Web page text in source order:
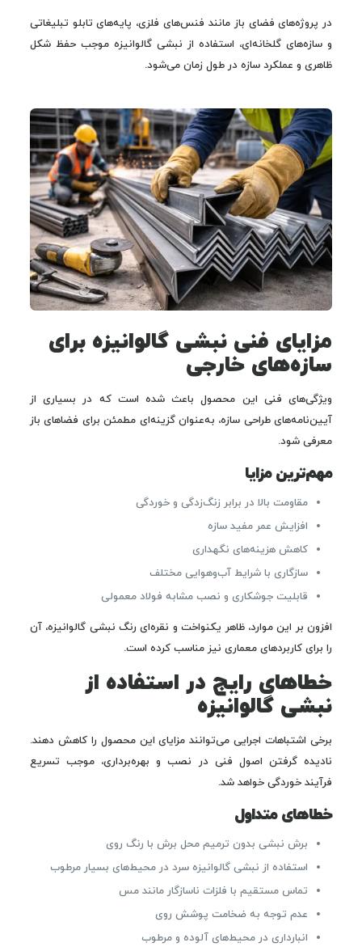
در پروژه‌های فضای باز مانند فنس‌های فلزی، پایه‌های تابلو تبلیغاتی
و سازه‌های گلخانه‌ای، استفاده از نبشی گالوانیزه موجب حفظ شکل
ظاهری و عملکرد سازه در طول زمان می‌شود.
مزایای فنی نبشی گالوانیزه برای
سازه‌های خارجی
ویژگی‌های فنی این محصول باعث شده است که در بسیاری از
آیین‌نامه‌های طراحی سازه، به‌عنوان گزینه‌ای مطمئن برای فضاهای باز
معرفی شود.
مهم‌ترین مزایا
مقاومت بالا در برابر زنگ‌زدگی و خوردگی
افزایش عمر مفید سازه
کاهش هزینه‌های نگهداری
سازگاری با شرایط آب‌وهوایی مختلف
قابلیت جوشکاری و نصب مشابه فولاد معمولی
افزون بر این موارد، ظاهر یکنواخت و نقره‌ای رنگ نبشی گالوانیزه، آن
را برای کاربردهای معماری نیز مناسب کرده است.
خطاهای رایج در استفاده از
نبشی گالوانیزه
برخی اشتباهات اجرایی می‌توانند مزایای این محصول را کاهش دهند.
نادیده گرفتن اصول فنی در نصب و بهره‌برداری، موجب تسریع
فرآیند خوردگی خواهد شد.
خطاهای متداول
برش نبشی بدون ترمیم محل برش با رنگ روی
استفاده از نبشی گالوانیزه سرد در محیط‌های بسیار مرطوب
تماس مستقیم با فلزات ناسازگار مانند مس
عدم توجه به ضخامت پوشش روی
انبارداری در محیط‌های آلوده و مرطوب